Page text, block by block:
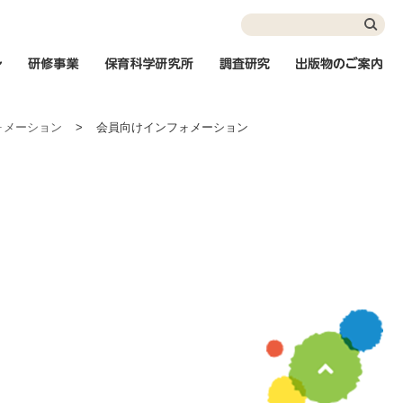
インフォメーション
研修事業 保育科学研究所調査研究
ーション > 会員向けインフォメーション